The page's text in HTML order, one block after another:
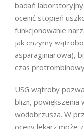
badań
ocenić stopień
funkcjonowanie
jak enzymy
asparaginianowa),
czas
USG wątroby
blizn, powiększenia
wodobrzusza. W
oceny lekarz może